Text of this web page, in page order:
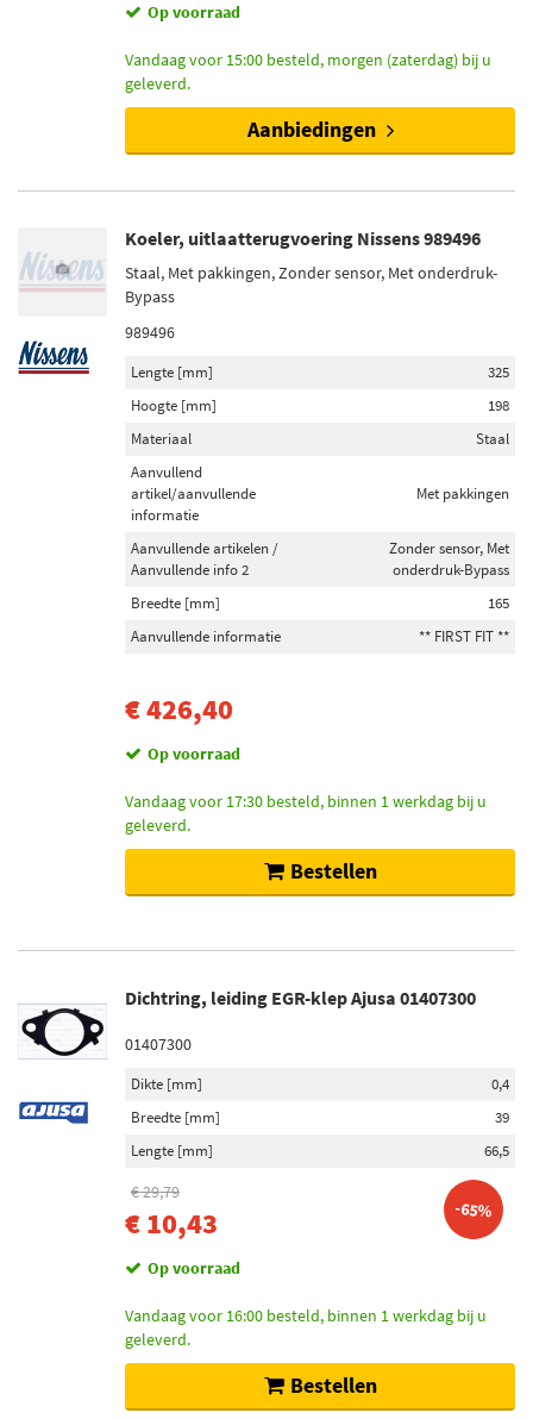
Op voorraad
Vandaag voor 15:00 besteld, morgen (zaterdag) bij u
geleverd.
Aanbiedingen
Koeler, uitlaatterugvoering Nissens 989496
Staal, Met pakkingen, Zonder sensor, Met onderdruk-
Bypass
989496
Lengte [mm]
325
Hoogte [mm]
198
Materiaal
Staal
Aanvullend
artikel/aanvullende
informatie
Met pakkingen
Aanvullende artikelen /
Aanvullende info 2
Zonder sensor, Met
onderdruk-Bypass
Breedte [mm]
165
Aanvullende informatie
** FIRST FIT **
€ 426,40
Op voorraad
Vandaag voor 17:30 besteld, binnen 1 werkdag bij u
geleverd.
Bestellen
Dichtring, leiding EGR-klep Ajusa 01407300
01407300
Dikte [mm]
0,4
Breedte [mm]
39
Lengte [mm]
66,5
€ 29,79
€ 10,43 -65%
Op voorraad
Vandaag voor 16:00 besteld, binnen 1 werkdag bij u
geleverd.
Bestellen